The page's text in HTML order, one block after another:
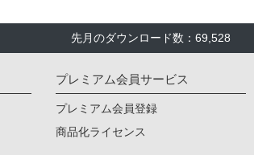
先月のダウンロード数：69,528
プレミアム会員サービス
プレミアム会員登録
商品化ライセンス